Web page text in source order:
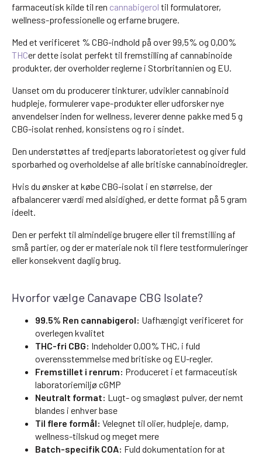
farmaceutisk kilde til ren cannabigerol til formulatorer,
wellness-professionelle og erfarne brugere.
Med et verificeret % CBG-indhold på over 99,5% og 0,00%
THCer dette isolat perfekt til fremstilling af cannabinoide
produkter, der overholder reglerne i Storbritannien og EU.
Uanset om du producerer tinkturer, udvikler cannabinoid
hudpleje, formulerer vape-produkter eller udforsker nye
anvendelser inden for wellness, leverer denne pakke med 5 g
CBG-isolat renhed, konsistens og ro i sindet.
Den understøttes af tredjeparts laboratorietest og giver fuld
sporbarhed og overholdelse af alle britiske cannabinoidregler.
Hvis du ønsker at købe CBG-isolat i en størrelse, der
afbalancerer værdi med alsidighed, er dette format på 5 gram
ideelt.
Den er perfekt til almindelige brugere eller til fremstilling af
små partier, og der er materiale nok til flere testformuleringer
eller konsekvent daglig brug.
Hvorfor vælge Canavape CBG Isolate?
99.5% Ren cannabigerol: Uafhængigt verificeret for
overlegen kvalitet
THC-fri CBG: Indeholder 0,00% THC, i fuld
overensstemmelse med britiske og EU-regler.
Fremstillet i renrum: Produceret i et farmaceutisk
laboratoriemiljø cGMP
Neutralt format: Lugt- og smagløst pulver, der nemt
blandes i enhver base
Til flere formål: Velegnet til olier, hudpleje, damp,
wellness-tilskud og meget mere
Batch-specifik COA: Fuld dokumentation for at